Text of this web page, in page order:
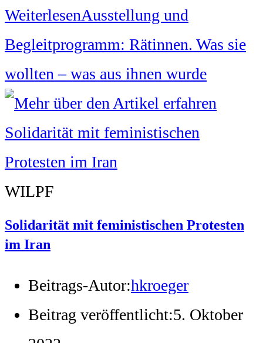
WeiterlesenAusstellung und
Begleitprogramm: Rätinnen. Was sie
wollten – was aus ihnen wurde
WILPF
Solidarität mit feministischen Protesten
im Iran
Beitrags-Autor:hkroeger
Beitrag veröffentlicht:5. Oktober